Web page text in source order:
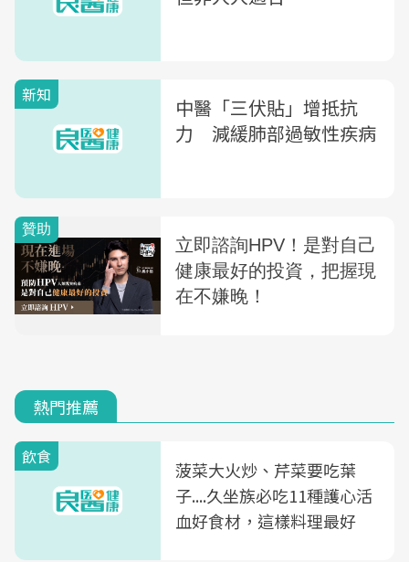
新知
中醫「三伏貼」增抵抗
力 減緩肺部過敏性疾病
熱門推薦
飲食
菠菜大火炒、芹菜要吃葉
子....久坐族必吃11種護心活
血好食材，這樣料理最好